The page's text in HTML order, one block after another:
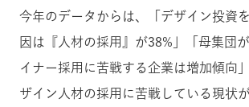
今年のデータからは、「デザイン投資
因は『人材の採用』が38%」「母集団
イナー採用に苦戦する企業は増加傾向
ザイン人材の採用に苦戦している現状